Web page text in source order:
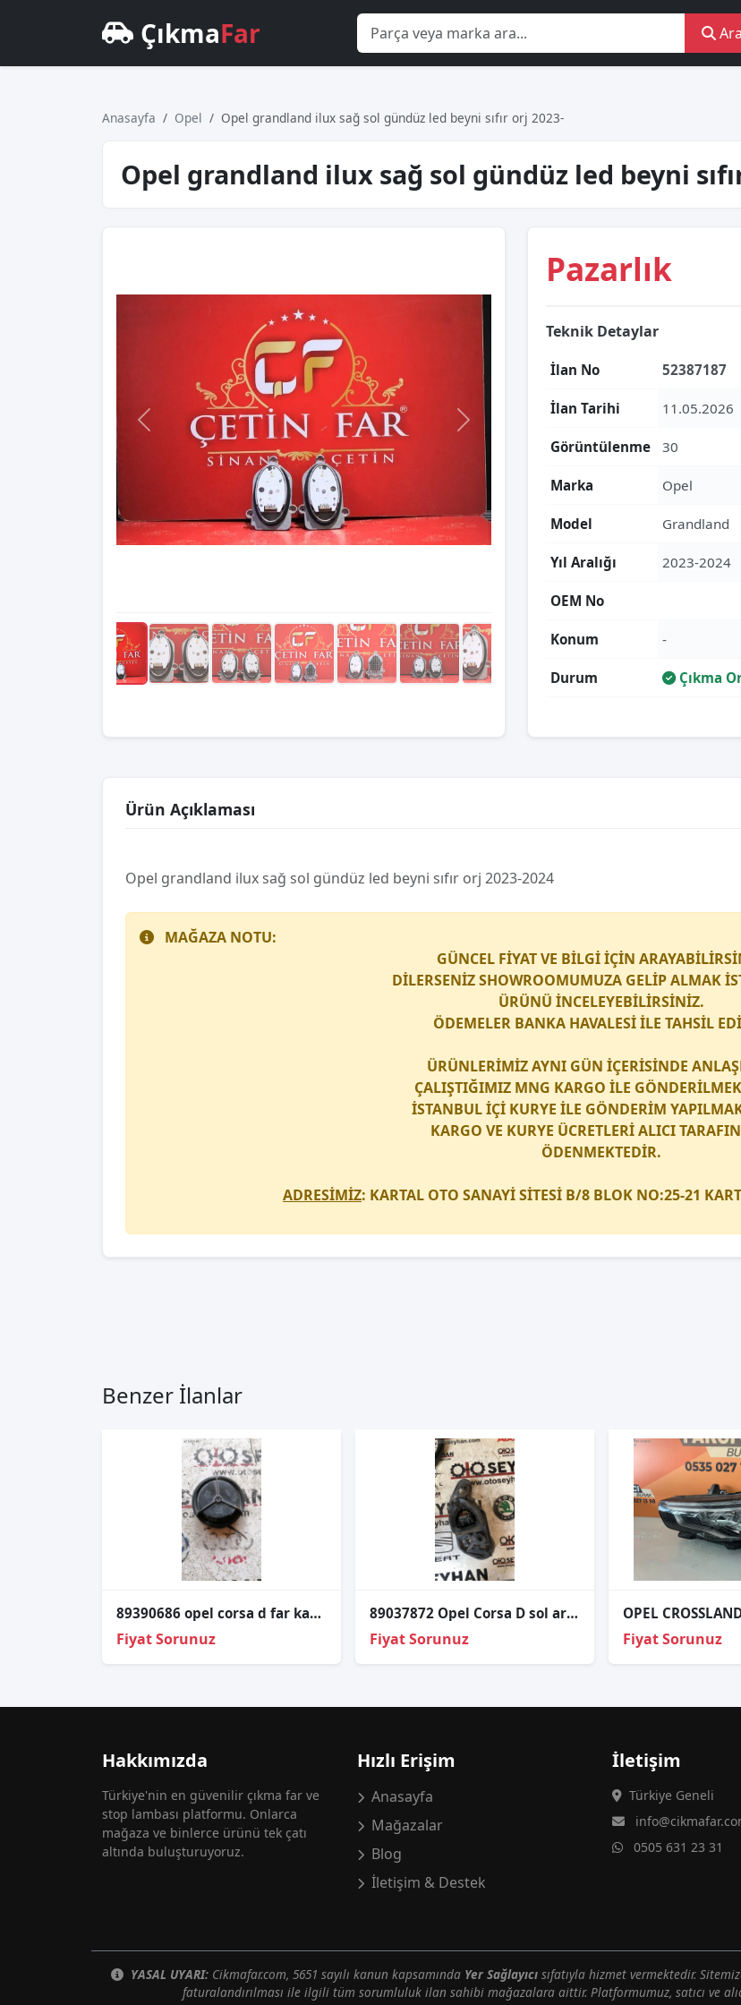
ÇıkmaFar Ara
Anasayfa Opel Opel grandland ilux sağ sol gündüz led beyni sıfır orj 2023-
Opel grandland ilux sağ sol gündüz led beyni
Pazarlık
Teknik Detaylar
İlan No 52387187
İlan Tarihi 11.05.2026
Görüntülenme 30
Marka Opel
Model Grandland
Yıl Aralığı 2023-2024
OEM No
Konum -
Durum Çıkma
Ürün Açıklaması
Opel grandland ilux sağ sol gündüz led beyni sıfır orj 2023-2024
MAĞAZA NOTU:
GÜNCEL FİYAT VE BİLGİ İÇİN
DİLERSENİZ SHOWROOMUMUZA GELİP ALMAK
ÜRÜNÜ İNCELEYEBİLİRSİNİZ.
ÖDEMELER BANKA HAVALESİ İLE TAHSİL
ÜRÜNLERİMİZ AYNI GÜN İÇERİSİNDE
ÇALIŞTIĞIMIZ MNG KARGO İLE
İSTANBUL İÇİ KURYE İLE GÖNDERİM
KARGO VE KURYE ÜCRETLERİ ALICI
ÖDENMEKTEDİR.
ADRESİMİZ: KARTAL OTO SANAYİ SİTESİ B/8 BLOK NO:25-21
Benzer İlanlar
89390686 opel corsa d far kapagı
Fiyat Sorunuz
89037872 Opel Corsa D sol arka stop duyu
Fiyat Sorunuz Fiyat Sorunuz
Hakkımızda
Türkiye'nin en güvenilir çıkma far ve
stop lambası platformu. Onlarca
mağaza ve binlerce ürünü tek çatı
altında buluşturuyoruz.
Hızlı Erişim
Anasayfa
Mağazalar
Blog
İletişim & Destek
İletişim
Türkiye Geneli
0505 631 23 31
YASAL UYARI: Cikmafar.com, 5651 sayılı kanun kapsamında Yer Sağlayıcı sıfatıyla hizmet vermektedir.
faturalandırılması ile ilgili tüm sorumluluk ilan sahibi mağazalara aittir. Platformumuz, satıcı ve